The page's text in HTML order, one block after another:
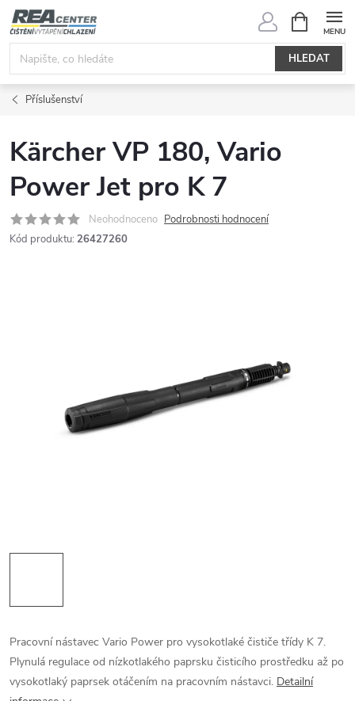
Přejít
na
obsah
HLEDAT
NÁKUPNÍ
KOŠÍK
Příslušenství
Kärcher VP 180, Vario
Power Jet pro K 7
Neohodnoceno Podrobnosti hodnocení
Kód produktu: 26427260
Pracovní nástavec Vario Power pro vysokotlaké čističe třídy K 7.
Plynulá regulace od nízkotlakého paprsku čisticího prostředku až po
vysokotlaký paprsek otáčením na pracovním nástavci. Detailní